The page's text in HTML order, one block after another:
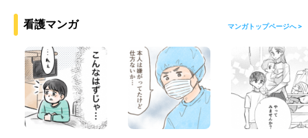
看護マンガ マンガトップページへ >